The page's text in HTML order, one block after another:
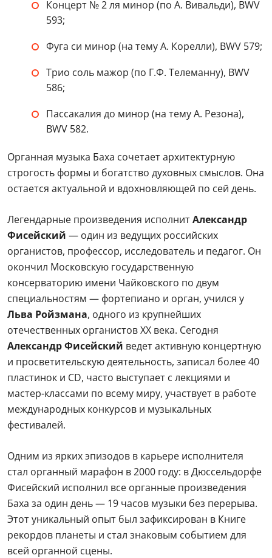
Концерт № 2 ля минор (по А. Вивальди), BWV
593;
Фуга си минор (на тему А. Корелли), BWV 579;
Трио соль мажор (по Г.Ф. Телеманну), BWV
586;
Пассакалия до минор (на тему А. Резона),
BWV 582.
Органная музыка Баха сочетает архитектурную
строгость формы и богатство духовных смыслов. Она
остается актуальной и вдохновляющей по сей день.
Легендарные произведения исполнитАлександр
Фисейский — один из ведущих российских
органистов, профессор, исследователь и педагог. Он
окончил Московскую государственную
консерваторию имени Чайковского по двум
специальностям — фортепиано и орган, учился у
Льва Ройзмана, одного из крупнейших
отечественных органистов XX века. Сегодня
Александр Фисейский ведет активную концертную
и просветительскую деятельность, записал более 40
пластинок и CD, часто выступает с лекциями и
мастер-классами по всему миру, участвует в работе
международных конкурсов и музыкальных
фестивалей.
Одним из ярких эпизодов в карьере исполнителя
стал органный марафон в 2000 году: в Дюссельдорфе
Фисейский исполнил все органные произведения
Баха за один день — 19 часов музыки без перерыва.
Этот уникальный опыт был зафиксирован в Книге
рекордов планеты и стал знаковым событием для
всей органной сцены.